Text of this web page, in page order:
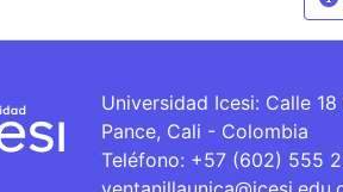
Universidad Icesi: Calle
Pance, Cali - Colombia
Teléfono: +57 (602) 555